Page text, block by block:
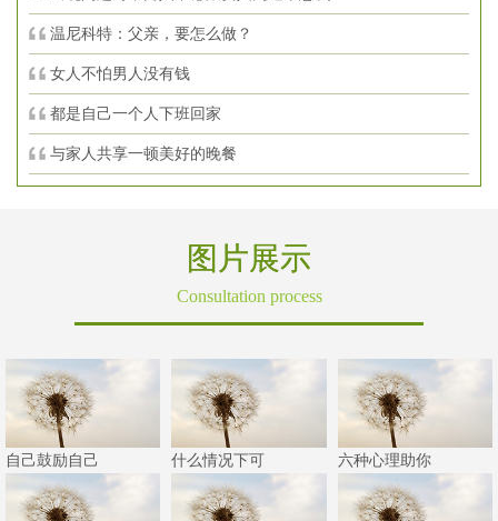
温尼科特：父亲，要怎么做？
女人不怕男人没有钱
都是自己一个人下班回家
与家人共享一顿美好的晚餐
图片展示
Consultation process
自己鼓励自己 什么情况下可 六种心理助你